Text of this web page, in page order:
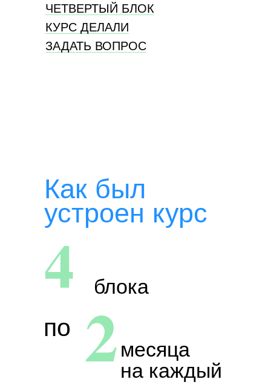
ЧЕТВЕРТЫЙ БЛОК
КУРС ДЕЛАЛИ
ЗАДАТЬ ВОПРОС
Как был
устроен курс
4
2
блока
по
месяца
на каждый